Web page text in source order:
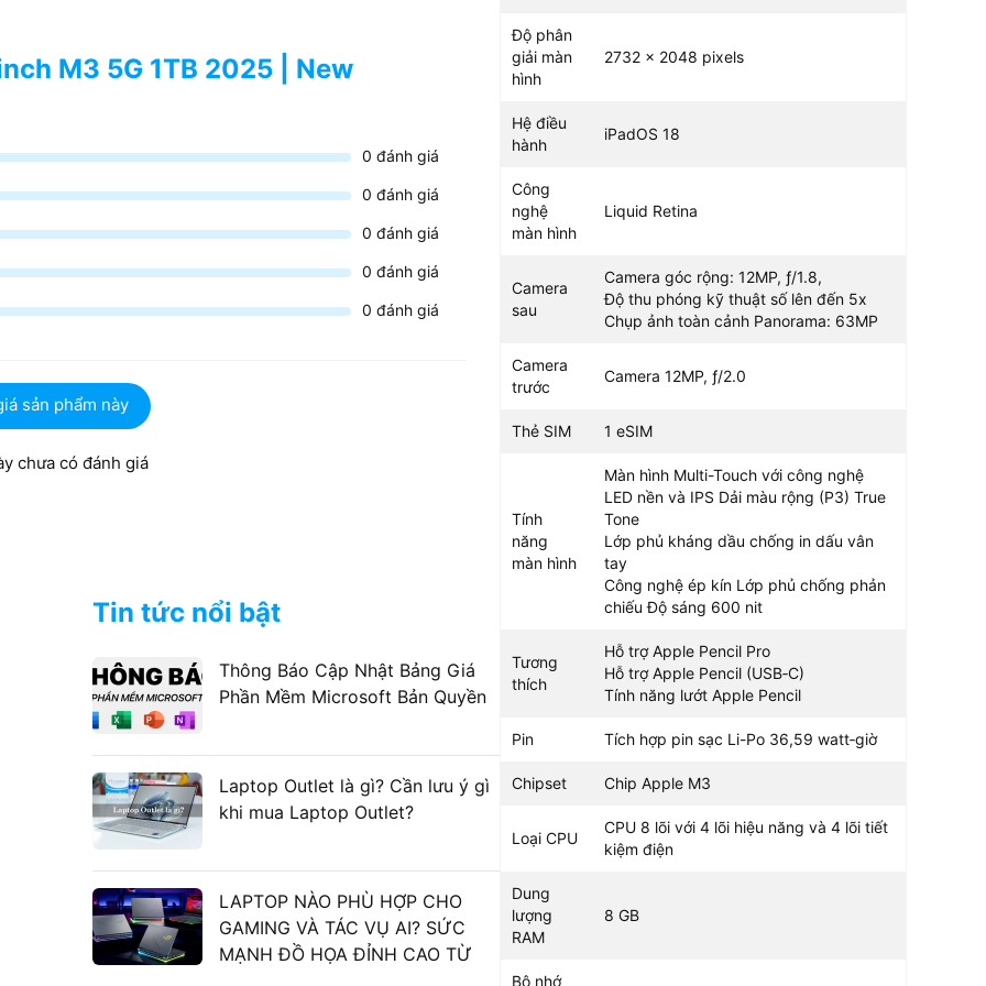
Độ phân
giải màn
hình
2732 x 2048 pixels
Hệ điều
hành
iPadOS 18
Công
nghệ
màn hình
Liquid Retina
Camera
sau
Camera góc rộng: 12MP, ƒ/1.8,
Độ thu phóng kỹ thuật số lên đến 5x
Chụp ảnh toàn cảnh Panorama: 63MP
Camera
trước
Camera 12MP, ƒ/2.0
Thẻ SIM 1 eSIM
Tính
năng
màn hình
Màn hình Multi-Touch với công nghệ
LED nền và IPS Dải màu rộng (P3) True
Tone
Lớp phủ kháng dầu chống in dấu vân
tay
Công nghệ ép kín Lớp phủ chống phản
chiếu Độ sáng 600 nit
Tương
thích
Hỗ trợ Apple Pencil Pro
Hỗ trợ Apple Pencil (USB‑C)
Tính năng lướt Apple Pencil
Pin Tích hợp pin sạc Li-Po 36,59 watt‑giờ
Chipset Chip Apple M3
Loại CPU
CPU 8 lõi với 4 lõi hiệu năng và 4 lõi tiết
kiệm điện
Dung
lượng
RAM
8 GB
Bộ nhớ
M3 5G 1TB 2025 | New
0 đánh giá
0 đánh giá
0 đánh giá
0 đánh giá
0 đánh giá
sản phẩm này
chưa có đánh giá
Tin tức nổi bật
Thông Báo Cập Nhật Bảng Giá
Phần Mềm Microsoft Bản Quyền
Laptop Outlet là gì? Cần lưu ý gì
khi mua Laptop Outlet?
LAPTOP NÀO PHÙ HỢP CHO
GAMING VÀ TÁC VỤ AI? SỨC
MẠNH ĐỒ HỌA ĐỈNH CAO TỪ